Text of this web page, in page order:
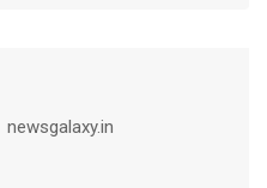
newsgalaxy.in